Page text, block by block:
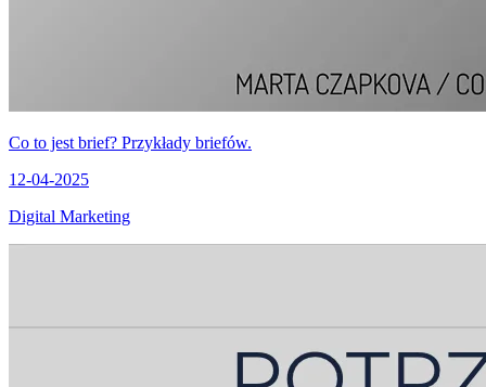
Co to jest brief? Przykłady briefów.
12-04-2025
Digital Marketing